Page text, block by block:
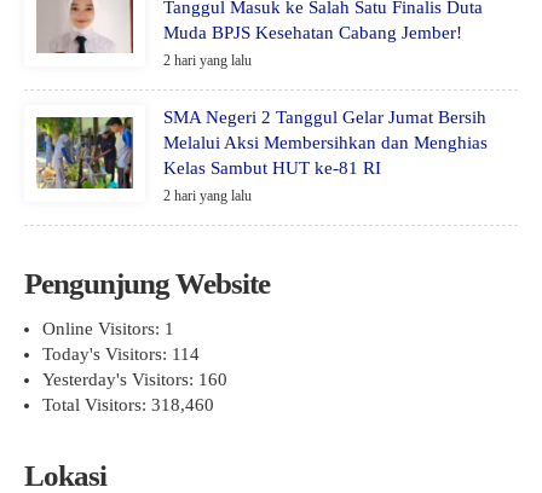
Tanggul Masuk ke Salah Satu Finalis Duta
Muda BPJS Kesehatan Cabang Jember!
2 hari yang lalu
SMA Negeri 2 Tanggul Gelar Jumat Bersih
Melalui Aksi Membersihkan dan Menghias
Kelas Sambut HUT ke-81 RI
2 hari yang lalu
Pengunjung Website
Online Visitors: 1
Today's Visitors: 114
Yesterday's Visitors: 160
Total Visitors: 318,460
Lokasi